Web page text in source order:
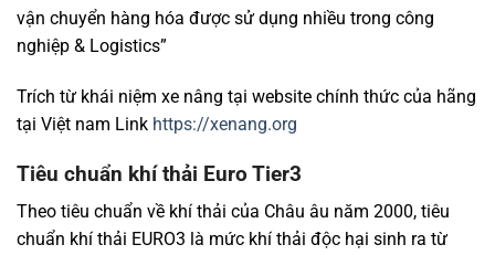
vận chuyển hàng hóa được sử dụng nhiều trong công
nghiệp & Logistics”
Trích từ khái niệm xe nâng tại website chính thức của hãng
tại Việt nam Link https://xenang.org
Tiêu chuẩn khí thải Euro Tier3
Theo tiêu chuẩn về khí thải của Châu âu năm 2000, tiêu
chuẩn khí thải EURO3 là mức khí thải độc hại sinh ra từ